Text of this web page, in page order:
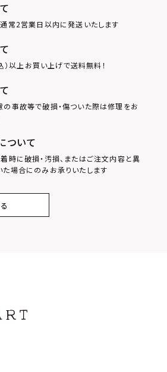
MOTIF
常2営業日以内に発送いたします
以上お買い上げで送料無料！
事故等で破損・傷ついた際は修理をお
ついて
時に破損・汚損、またはご注文内容と異
場合にのみお承りいたします